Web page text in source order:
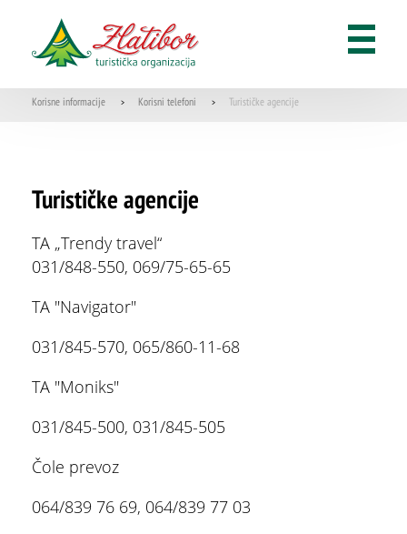
GDE JESTI
Kafići
Recepti zlatiborskih specijaliteta
KORISNE INFORMACIJE
O nama
Korisni telefoni
Kategorizacija
Pet friendly objekti na Zlatiboru
Korisne informacije > Korisni telefoni > Turističke agencije
Turističke agencije
TA „Trendy travel“
031/848-550, 069/75-65-65
TA "Navigator"
031/845-570, 065/860-11-68
TA "Moniks"
031/845-500, 031/845-505
Čole prevoz
064/839 76 69, 064/839 77 03
ŠTA